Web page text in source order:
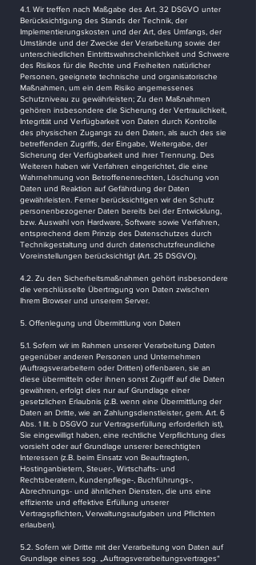
4.1. Wir treffen nach Maßgabe des Art. 32 DSGVO unter
Berücksichtigung des Stands der Technik, der
Implementierungskosten und der Art, des Umfangs, der
Umstände und der Zwecke der Verarbeitung sowie der
unterschiedlichen Eintrittswahrscheinlichkeit und Schwere
des Risikos für die Rechte und Freiheiten natürlicher
Personen, geeignete technische und organisatorische
Maßnahmen, um ein dem Risiko angemessenes
Schutzniveau zu gewährleisten; Zu den Maßnahmen
gehören insbesondere die Sicherung der Vertraulichkeit,
Integrität und Verfügbarkeit von Daten durch Kontrolle
des physischen Zugangs zu den Daten, als auch des sie
betreffenden Zugriffs, der Eingabe, Weitergabe, der
Sicherung der Verfügbarkeit und ihrer Trennung. Des
Weiteren haben wir Verfahren eingerichtet, die eine
Wahrnehmung von Betroffenenrechten, Löschung von
Daten und Reaktion auf Gefährdung der Daten
gewährleisten. Ferner berücksichtigen wir den Schutz
personenbezogener Daten bereits bei der Entwicklung,
bzw. Auswahl von Hardware, Software sowie Verfahren,
entsprechend dem Prinzip des Datenschutzes durch
Technikgestaltung und durch datenschutzfreundliche
Voreinstellungen berücksichtigt (Art. 25 DSGVO).
4.2. Zu den Sicherheitsmaßnahmen gehört insbesondere
die verschlüsselte Übertragung von Daten zwischen
Ihrem Browser und unserem Server.
5. Offenlegung und Übermittlung von Daten
5.1. Sofern wir im Rahmen unserer Verarbeitung Daten
gegenüber anderen Personen und Unternehmen
(Auftragsverarbeitern oder Dritten) offenbaren, sie an
diese übermitteln oder ihnen sonst Zugriff auf die Daten
gewähren, erfolgt dies nur auf Grundlage einer
gesetzlichen Erlaubnis (z.B. wenn eine Übermittlung der
Daten an Dritte, wie an Zahlungsdienstleister, gem. Art. 6
Abs. 1 lit. b DSGVO zur Vertragserfüllung erforderlich ist),
Sie eingewilligt haben, eine rechtliche Verpflichtung dies
vorsieht oder auf Grundlage unserer berechtigten
Interessen (z.B. beim Einsatz von Beauftragten,
Hostinganbietern, Steuer-, Wirtschafts- und
Rechtsberatern, Kundenpflege-, Buchführungs-,
Abrechnungs- und ähnlichen Diensten, die uns eine
effiziente und effektive Erfüllung unserer
Vertragspflichten, Verwaltungsaufgaben und Pflichten
erlauben).
5.2. Sofern wir Dritte mit der Verarbeitung von Daten auf
Grundlage eines sog. „Auftragsverarbeitungsvertrages“